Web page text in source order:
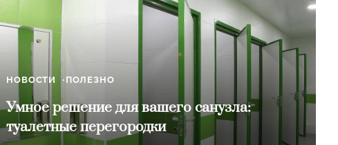
НОВОСТИ ПОЛЕЗНО
Умное решение для вашего санузла:
туалетные перегородки